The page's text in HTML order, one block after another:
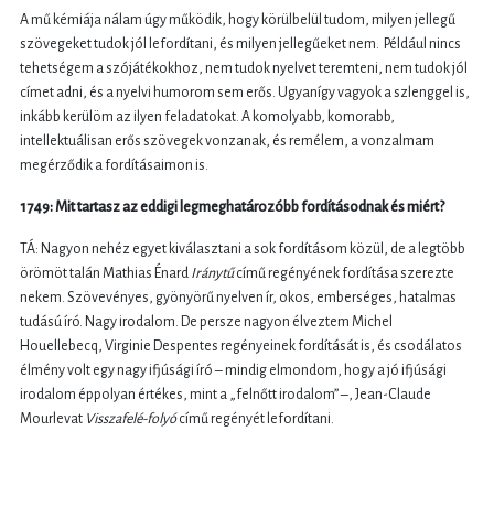
A mű kémiája nálam úgy működik, hogy körülbelül tudom, milyen jellegű
szövegeket tudok jól lefordítani, és milyen jellegűeket nem. Például nincs
tehetségem a szójátékokhoz, nem tudok nyelvet teremteni, nem tudok jól
címet adni, és a nyelvi humorom sem erős. Ugyanígy vagyok a szlenggel is,
inkább kerülöm az ilyen feladatokat. A komolyabb, komorabb,
intellektuálisan erős szövegek vonzanak, és remélem, a vonzalmam
megérződik a fordításaimon is.
1749: Mit tartasz az eddigi legmeghatározóbb fordításodnak és miért?
TÁ: Nagyon nehéz egyet kiválasztani a sok fordításom közül, de a legtöbb
örömöt talán Mathias Énard Iránytűcímű regényének fordítása szerezte
nekem. Szövevényes, gyönyörű nyelven ír, okos, emberséges, hatalmas
tudású író. Nagy irodalom. De persze nagyon élveztem Michel
Houellebecq, Virginie Despentes regényeinek fordítását is, és csodálatos
élmény volt egy nagy ifjúsági író – mindig elmondom, hogy a jó ifjúsági
irodalom éppolyan értékes, mint a „felnőtt irodalom” –, Jean-Claude
Mourlevat Visszafelé-folyócímű regényét lefordítani.